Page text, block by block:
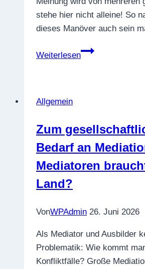
stehe hier nicht alleine! So
dieses Manöver auch sein
Weiterlesen
„Findest
Umgang
mit
Gruppenbildungen
in
Allgemein
Zum
Bedarf an
Mediatoren
Land?
VonWPAdmin 26. Juni 2026
Als Mediator und Ausbilder
Problematik: Wie kommt
Konfliktfälle? Große